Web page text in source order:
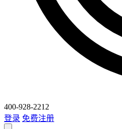
400-928-2212
登录 免费注册